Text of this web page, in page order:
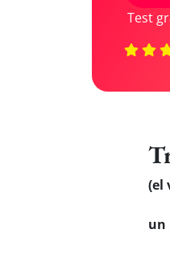
Test
(el
un